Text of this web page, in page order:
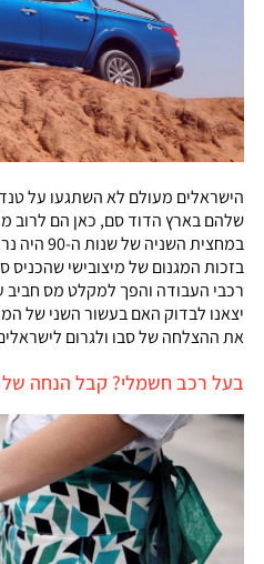
הישראלים מעולם לא השתגעו על
שלהם בארץ הדוד סם, כאן הם לרוב
במחצית
בזכות המגנום של מיצובישי שהכניס
רכבי העבודה והפך למקלט מס חביב
יצאנו לבדוק האם בעשור השני של
את ההצלחה של סבו ולגרום
בעל רכב חשמלי? קבל הנחה של 1,000 שקלים בשווי שימוש